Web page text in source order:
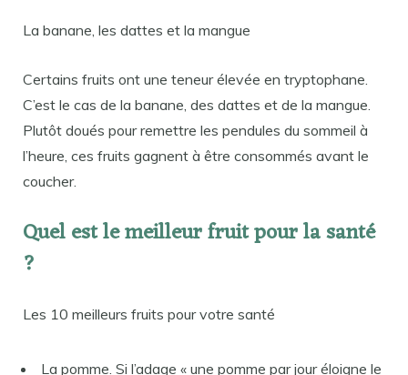
La banane, les dattes et la mangue
Certains fruits ont une teneur élevée en tryptophane.
C’est le cas de la banane, des dattes et de la mangue.
Plutôt doués pour remettre les pendules du sommeil à
l’heure, ces fruits gagnent à être consommés avant le
coucher.
Quel est le meilleur fruit pour la santé
?
Les 10 meilleurs fruits pour votre santé
La pomme. Si l’adage « une pomme par jour éloigne le